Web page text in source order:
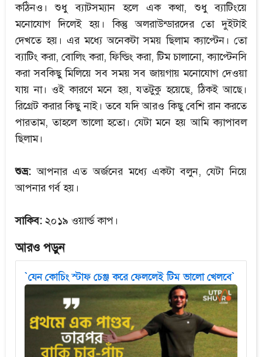
কঠিনও। শুধু ব্যাটসম্যান হলে এক কথা, শুধু ব্যাটিংয়ে
মনোযোগ দিলেই হয়। কিন্তু অলরাউন্ডারদের তো দুইটাই
দেখতে হয়। এর মধ্যে অনেকটা সময় ছিলাম ক্যাপ্টেন। তো
ব্যাটিং করা, বোলিং করা, ফিল্ডিং করা, টিম চালানো, ক্যাপ্টেনসি
করা সবকিছু মিলিয়ে সব সময় সব জায়গায় মনোযোগ দেওয়া
যায় না। ওই কারণে মনে হয়, যতটুকু হয়েছে, ঠিকই আছে।
রিগ্রেট করার কিছু নাই। তবে যদি আরও কিছু বেশি রান করতে
পারতাম, তাহলে ভালো হতো। যেটা মনে হয় আমি ক্যাপাবল
ছিলাম।
শুভ্র: আপনার এত অর্জনের মধ্যে একটা বলুন, যেটা নিয়ে
আপনার গর্ব হয়।
সাকিব: ২০১৯ ওয়ার্ল্ড কাপ।
আরও পড়ুন
`যেন কোচিং স্টাফ চেঞ্জ করে ফেললেই টিম ভালো খেলবে`
`যেন কোচিং স্টাফ চেঞ্জ করে ফেললেই টিম ভালো খেলবে`